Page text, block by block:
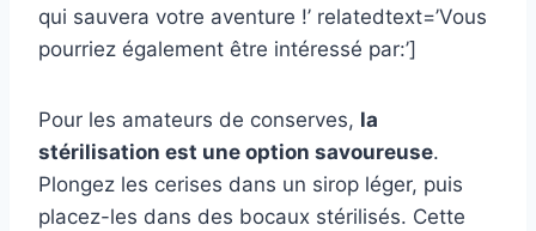
qui sauvera votre aventure !’ relatedtext=’Vous
pourriez également être intéressé par:’]
Pour les amateurs de conserves, la
stérilisation est une option savoureuse.
Plongez les cerises dans un sirop léger, puis
placez-les dans des bocaux stérilisés. Cette